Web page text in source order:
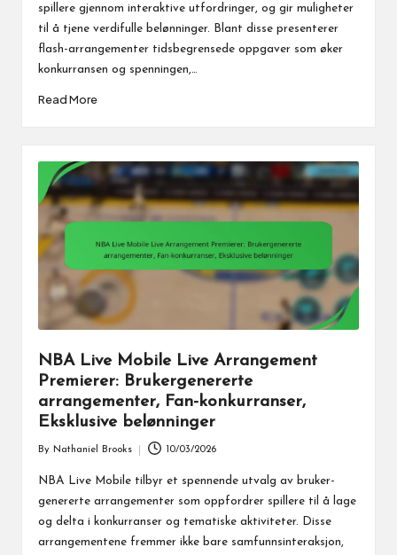
spillere gjennom interaktive utfordringer, og gir muligheter
til å tjene verdifulle belønninger. Blant disse presenterer
flash-arrangementer tidsbegrensede oppgaver som øker
konkurransen og spenningen,…
Read More
NBA Live Mobile Live Arrangement
Premierer: Brukergenererte
arrangementer, Fan-konkurranser,
Eksklusive belønninger
by
By Nathaniel Brooks 10/03/2026
NBA Live Mobile tilbyr et spennende utvalg av bruker-
genererte arrangementer som oppfordrer spillere til å lage
og delta i konkurranser og tematiske aktiviteter. Disse
arrangementene fremmer ikke bare samfunnsinteraksjon,